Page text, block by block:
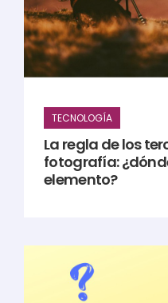
TECNOLOGÍA
La regla de los
fotografía:
elemento?